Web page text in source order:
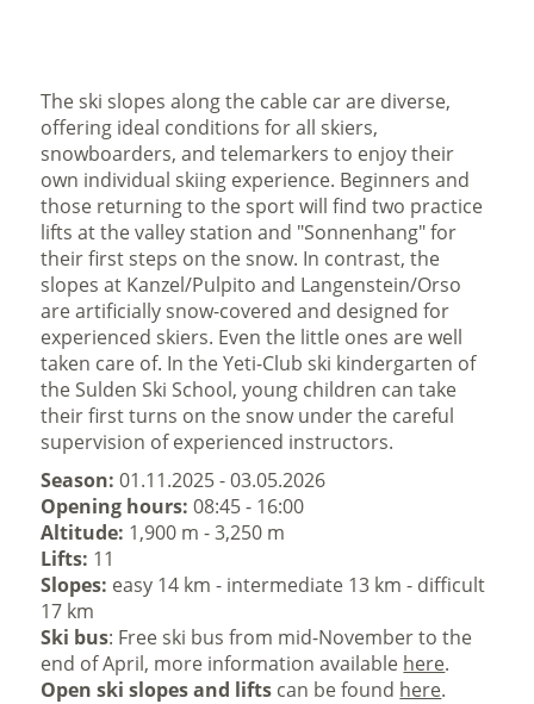
The ski slopes along the cable car are diverse,
offering ideal conditions for all skiers,
snowboarders, and telemarkers to enjoy their
own individual skiing experience. Beginners and
those returning to the sport will find two practice
lifts at the valley station and "Sonnenhang" for
their first steps on the snow. In contrast, the
slopes at Kanzel/Pulpito and Langenstein/Orso
are artificially snow-covered and designed for
experienced skiers. Even the little ones are well
taken care of. In the Yeti-Club ski kindergarten of
the Sulden Ski School, young children can take
their first turns on the snow under the careful
supervision of experienced instructors.
Season: 01.11.2025 - 03.05.2026
Opening hours: 08:45 - 16:00
Altitude: 1,900 m - 3,250 m
Lifts: 11
Slopes: easy 14 km - intermediate 13 km - difficult
17 km
Ski bus: Free ski bus from mid-November to the
end of April, more information available here.
Open ski slopes and lifts can be found here.